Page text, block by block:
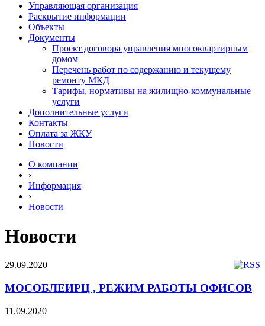
Управляющая организация
Раскрытие информации
Объекты
Документы
Проект договора управления многоквартирным
домом
Перечень работ по содержанию и текущему
ремонту МКД
Тарифы, нормативы на жилищно-коммунальные
услуги
Дополнительные услуги
Контакты
Оплата за ЖКУ
Новости
О компании
›
Информация
›
Новости
Новости
29.09.2020
МОСОБЛЕИРЦ , РЕЖИМ РАБОТЫ ОФИСОВ
11.09.2020